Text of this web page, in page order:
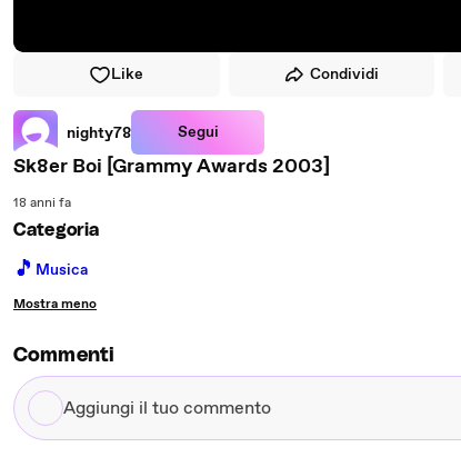
Like Condividi
nighty78 Segui
Sk8er Boi [Grammy Awards 2003]
18 anni fa
Categoria
🎵 Musica
Mostra meno
Commenti
Aggiungi
il